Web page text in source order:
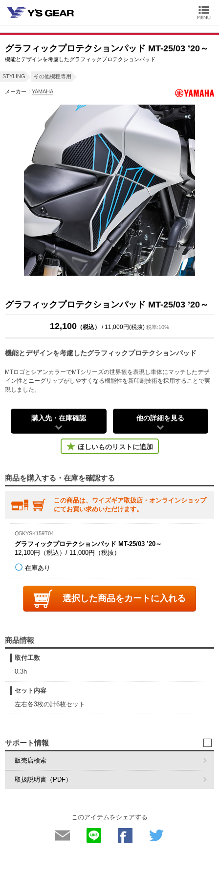
グラフィックプロテクションパッド MT-25/03 ’20～
機能とデザインを考慮したグラフィックプロテクションパッド
STYLING その他機種専用
メーカー： YAMAHA
グラフィックプロテクションパッド MT-25/03 ’20～
12,100 （税込） / 11,000円(税抜) 税率:10%
機能とデザインを考慮したグラフィックプロテクションパッド
MTロゴとシアンカラーでMTシリーズの世界観を表現し車体にマッチしたデザ
イン性とニーグリップがしやすくなる機能性を新印刷技術を採用することで実
現しました。
購入先・在庫確認 他の詳細を見る
ほしいものリストに追加
商品を購入する・在庫を確認する
この商品は、ワイズギア取扱店・オンラインショップ
にてお買い求めいただけます。
Q5KYSK159T04
グラフィックプロテクションパッド MT-25/03 ’20～
12,100円（税込）/ 11,000円（税抜）
在庫あり
選択した商品をカートに入れる
商品情報
取付工数
0.3h
セット内容
左右各3枚の計6枚セット
サポート情報
販売店検索
取扱説明書（PDF）
このアイテムをシェアする